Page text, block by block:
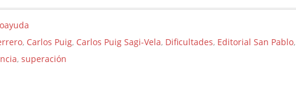
, Carlos Puig, Carlos Puig Sagi-Vela, Dificultades, Editorial San Pablo,
, superación